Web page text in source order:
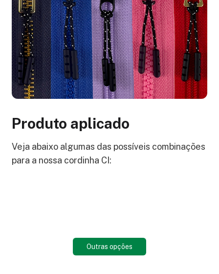
Produto aplicado
Veja abaixo algumas das possíveis combinações
para a nossa cordinha CI:
Outras opções